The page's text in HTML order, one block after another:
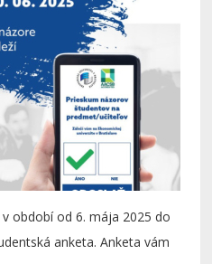
období od 6. mája 2025 do
anketa. Anketa vám